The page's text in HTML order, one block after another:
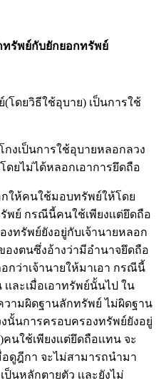
ทรัพย์กับยักยอกทรัพย์
ยวิธีใช้อุบาย) เป็นการใช้
เป็นการใช้อุบายหลอกลวง
ยไม่ได้หลอกเอาการยึดถือ
คนใช้มอบทรัพย์ให้โดย
พย์ กรณีนี้คนใช้เพียงเเต่ยึดถือ
งทรัพย์ยังอยู่กับเจ้านายหลอก
งตนซึ่งอ้างว่ามีอำนาจยึดถือ
กว่าเจ้านายให้มาเอา กรณีนี้
เละเมื่อเอาทรัพย์นั้นไป ใน
ามผิดฐานลักทรัพย์ ไม่ผิดฐาน
นั้นการครอบครองทรัพย์ยังอยู่
นใช้เพียงเเต่ยึดถือเเทน จะ
อดูฎีกา จะไม่สามารถนำมา
นหลักตายตัว เเละยังไม่